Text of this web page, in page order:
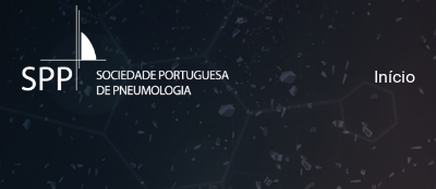
Início